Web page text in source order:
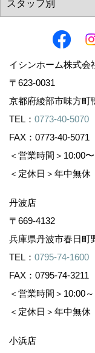
イシンホーム株式
〒623-0031
京都府綾部市味方
TEL： 0773-40-5070
FAX：0773-40-5071
＜営業時間＞10:00
＜定休日＞年中無休
丹波店
〒669-4132
兵庫県丹波市春日
TEL： 0795-74-1600
FAX：0795-74-3211
＜営業時間＞10:00
＜定休日＞年中無休
小浜店